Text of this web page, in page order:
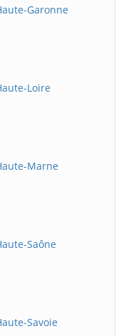
Garonne
Loire
Marne
Saône
Savoie